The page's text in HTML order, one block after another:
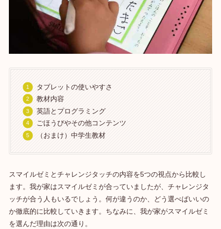
タブレットの使いやすさ
教材内容
英語とプログラミング
ごほうびやその他コンテンツ
（おまけ）中学生教材
スマイルゼミとチャレンジタッチの内容を5つの視点から比較し
ます。我が家はスマイルゼミが合っていましたが、チャレンジタ
ッチが合う人もいるでしょう。何が違うのか、どう選べばいいの
か徹底的に比較していきます。ちなみに、我が家がスマイルゼミ
を選んだ理由は次の通り。